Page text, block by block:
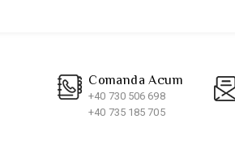
Comanda Acum
+40 730 506 698
+40 735 185 705